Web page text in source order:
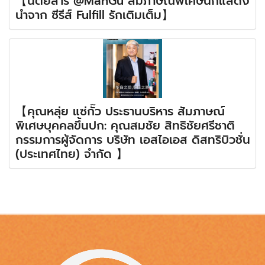
นำจาก ซีรีส์ Fulfill รักเติมเต็ม】
【คุณหลุ่ย แซ่กั๊ว ประธานบริหาร สัมภาษณ์
พิเศษบุคคลขึ้นปก: คุณสมชัย สิทธิชัยศรีชาติ
กรรมการผู้จัดการ บริษัท เอสไอเอส ดิสทริบิวชั่น
(ประเทศไทย) จำกัด 】